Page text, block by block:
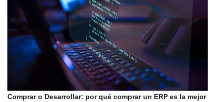
Comprar o Desarrollar: por qué comprar un ERP es la mejor